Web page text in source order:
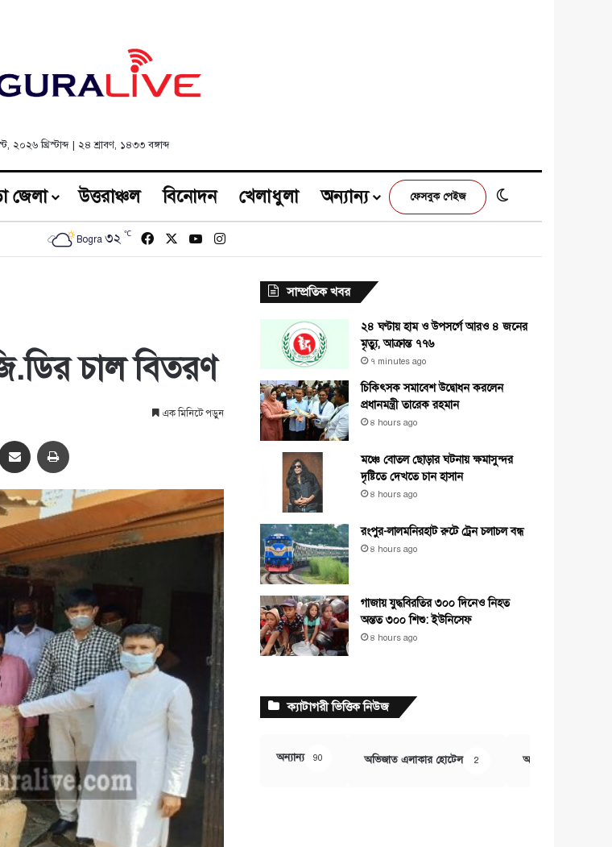
২০২৬ খ্রিস্টাব্দ | ২৪ শ্রাবণ, ১৪৩৩ বঙ্গাব্দ
জেলা উত্তরাঞ্চল বিনোদন খেলাধুলা অন্যান্য ফেসবুক পেইজ
Bogra ৩২ ℃ FacebookYouTubeInstagram
চাল বিতরণ
এক মিনিটে পড়ুন
Share via Email
সাম্প্রতিক খবর
২৪ ঘণ্টায় হাম ও উপসর্গে আরও ৪ জনের
মৃত্যু, আক্রান্ত ৭৭৬
৭ minutes ago
চিকিৎসক সমাবেশ উদ্বোধন করলেন
প্রধানমন্ত্রী তারেক রহমান
৪ hours ago
মঞ্চে বোতল ছোড়ার ঘটনায় ক্ষমাসুন্দর
দৃষ্টিতে দেখতে চান হাসান
৪ hours ago
রংপুর-লালমনিরহাট রুটে ট্রেন চলাচল বন্ধ
৪ hours ago
গাজায় যুদ্ধবিরতির ৩০০ দিনেও নিহত
অন্তত ৩০০ শিশু: ইউনিসেফ
৪ hours ago
ক্যাটাগরী ভিত্তিক নিউজ
অন্যান্য 90 অভিজাত এলাকার হোটেল 2 অর্থ ও বানিজ্য